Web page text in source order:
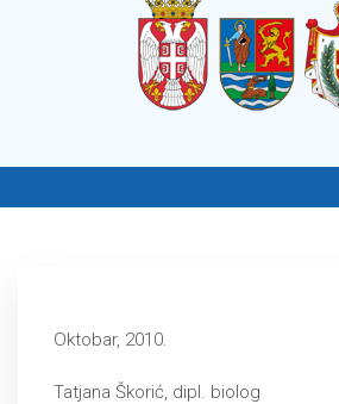
Oktobar, 2010.
Tatjana Škorić, dipl. biolog